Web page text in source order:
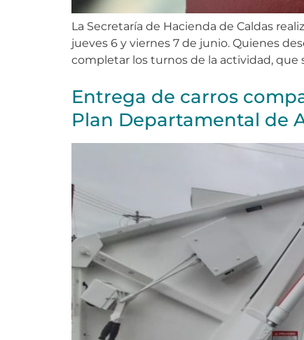
La Secretaría de Hacienda de Caldas
jueves 6 y viernes 7 de junio. Quienes
completar los turnos de la actividad, que
Entrega de carros
Plan Departamental de